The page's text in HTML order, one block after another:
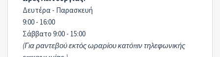
Δευτέρα - Παρασκευή
9:00 - 16:00
Σάββατο 9:00 - 15:00
(Για ραντεβού εκτός ωραρίου κατόπιν τηλεφωνικής